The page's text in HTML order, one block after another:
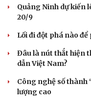
Săn Tour
check-in
Quảng Ninh dự kiến
20/9
Lối đi đột phá nào
Đâu là nút thắt hiện
dẫn Việt Nam?
Công nghệ số thành
lượng cao